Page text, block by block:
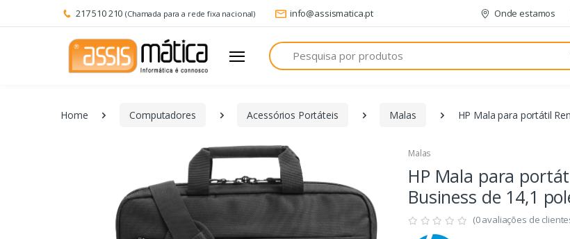
217 510 210 (Chamada para a rede fixa nacional) info@assismatica.pt Onde estamos
Pesquisa
Home Computadores Acessórios Portáteis Malas HP Mala para portátil
Malas
HP Mala para
Business de 14,1
(0 avaliações de